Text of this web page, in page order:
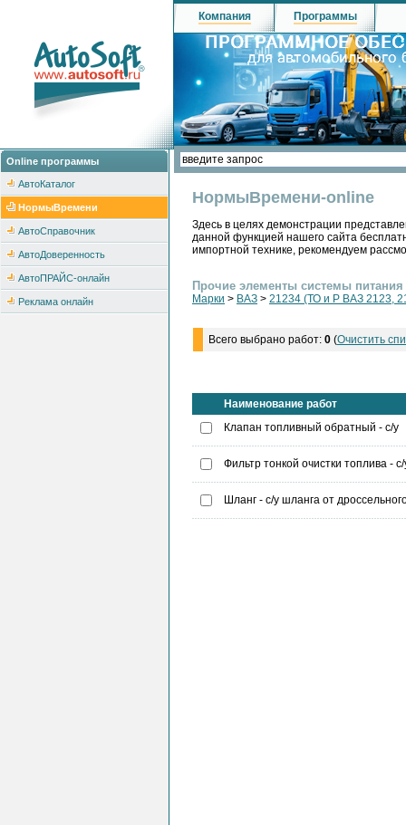
Online программы
АвтоКаталог
НормыВремени
АвтоСправочник
АвтоДоверенность
АвтоПРАЙС-онлайн
Реклама онлайн
Компания Программы
НормыВремени-online
Здесь в целях демонстрации
данной функцией нашего сайта
импортной технике, рекомендуем
Прочие элементы системы питания
Марки > ВАЗ > 21234 (ТО и Р ВАЗ 2123,
Всего выбрано работ: 0 (Очистить
Наименование работ
Клапан топливный обратный - с/у
Фильтр тонкой очистки топлива - с/
Шланг - с/у шланга от